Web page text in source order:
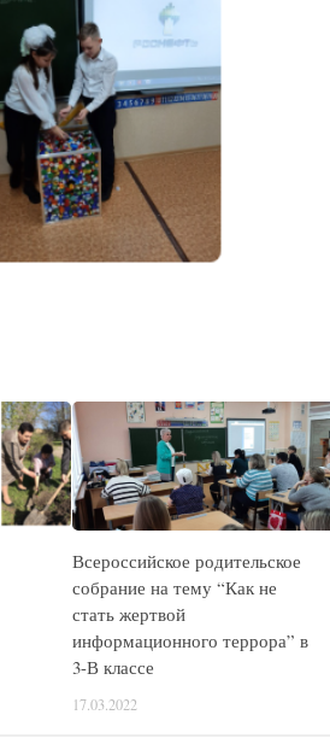
Всероссийское родительское
собрание на тему “Как не
стать жертвой
информационного террора” в
3-В классе
17.03.2022